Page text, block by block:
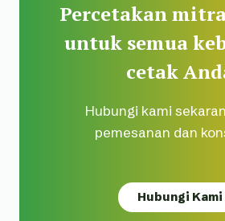
Percetakan
untuk semua
cetak
Hubungi kami
pemesanan dan
Hubungi Kami